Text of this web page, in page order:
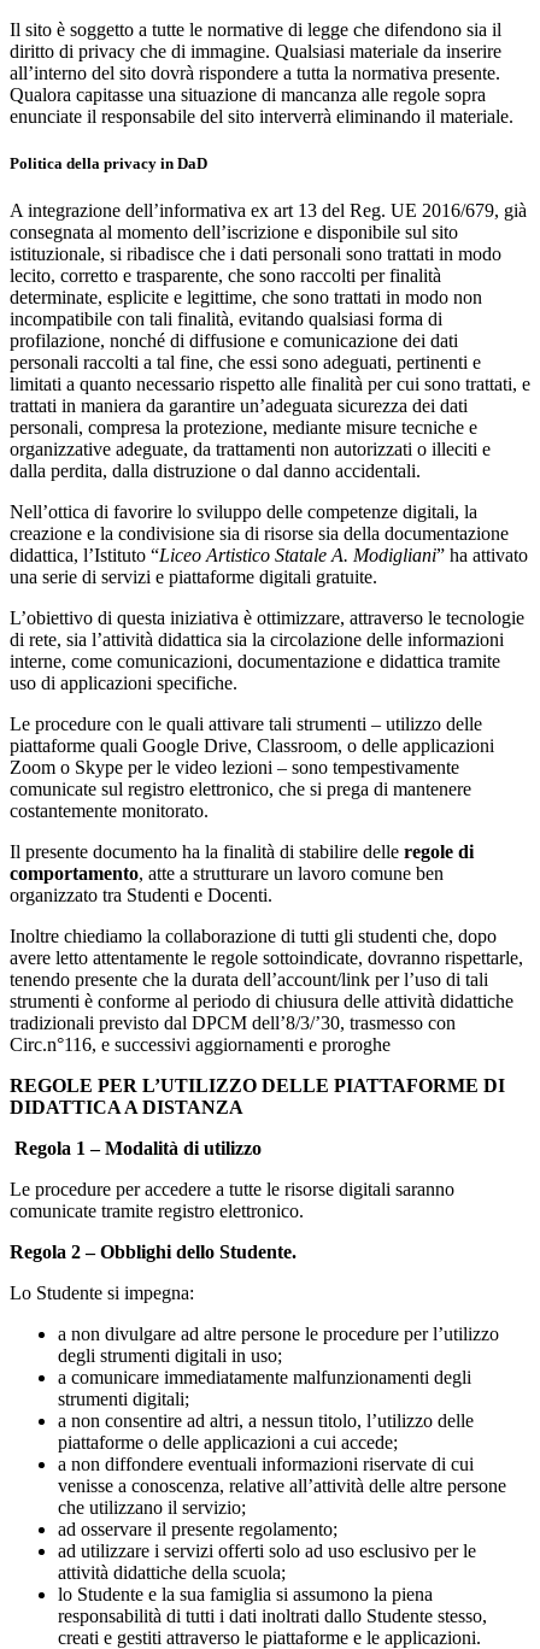
Il sito è soggetto a tutte le normative di legge che difendono sia il
diritto di privacy che di immagine. Qualsiasi materiale da inserire
all’interno del sito dovrà rispondere a tutta la normativa presente.
Qualora capitasse una situazione di mancanza alle regole sopra
enunciate il responsabile del sito interverrà eliminando il materiale.
Politica della privacy in DaD
A integrazione dell’informativa ex art 13 del Reg. UE 2016/679, già
consegnata al momento dell’iscrizione e disponibile sul sito
istituzionale, si ribadisce che i dati personali sono trattati in modo
lecito, corretto e trasparente, che sono raccolti per finalità
determinate, esplicite e legittime, che sono trattati in modo non
incompatibile con tali finalità, evitando qualsiasi forma di
profilazione, nonché di diffusione e comunicazione dei dati
personali raccolti a tal fine, che essi sono adeguati, pertinenti e
limitati a quanto necessario rispetto alle finalità per cui sono trattati, e
trattati in maniera da garantire un’adeguata sicurezza dei dati
personali, compresa la protezione, mediante misure tecniche e
organizzative adeguate, da trattamenti non autorizzati o illeciti e
dalla perdita, dalla distruzione o dal danno accidentali.
Nell’ottica di favorire lo sviluppo delle competenze digitali, la
creazione e la condivisione sia di risorse sia della documentazione
didattica, l’Istituto “Liceo Artistico Statale A. Modigliani” ha attivato
una serie di servizi e piattaforme digitali gratuite.
L’obiettivo di questa iniziativa è ottimizzare, attraverso le tecnologie
di rete, sia l’attività didattica sia la circolazione delle informazioni
interne, come comunicazioni, documentazione e didattica tramite
uso di applicazioni specifiche.
Le procedure con le quali attivare tali strumenti – utilizzo delle
piattaforme quali Google Drive, Classroom, o delle applicazioni
Zoom o Skype per le video lezioni – sono tempestivamente
comunicate sul registro elettronico, che si prega di mantenere
costantemente monitorato.
Il presente documento ha la finalità di stabilire delle regole di
comportamento, atte a strutturare un lavoro comune ben
organizzato tra Studenti e Docenti.
Inoltre chiediamo la collaborazione di tutti gli studenti che, dopo
avere letto attentamente le regole sottoindicate, dovranno rispettarle,
tenendo presente che la durata dell’account/link per l’uso di tali
strumenti è conforme al periodo di chiusura delle attività didattiche
tradizionali previsto dal DPCM dell’8/3/’30, trasmesso con
Circ.n°116, e successivi aggiornamenti e proroghe
REGOLE PER L’UTILIZZO DELLE PIATTAFORME DI
DIDATTICA A DISTANZA
Regola 1 – Modalità di utilizzo
Le procedure per accedere a tutte le risorse digitali saranno
comunicate tramite registro elettronico.
Regola 2 – Obblighi dello Studente.
Lo Studente si impegna:
a non divulgare ad altre persone le procedure per l’utilizzo
degli strumenti digitali in uso;
a comunicare immediatamente malfunzionamenti degli
strumenti digitali;
a non consentire ad altri, a nessun titolo, l’utilizzo delle
piattaforme o delle applicazioni a cui accede;
a non diffondere eventuali informazioni riservate di cui
venisse a conoscenza, relative all’attività delle altre persone
che utilizzano il servizio;
ad osservare il presente regolamento;
ad utilizzare i servizi offerti solo ad uso esclusivo per le
attività didattiche della scuola;
lo Studente e la sua famiglia si assumono la piena
responsabilità di tutti i dati inoltrati dallo Studente stesso,
creati e gestiti attraverso le piattaforme e le applicazioni.